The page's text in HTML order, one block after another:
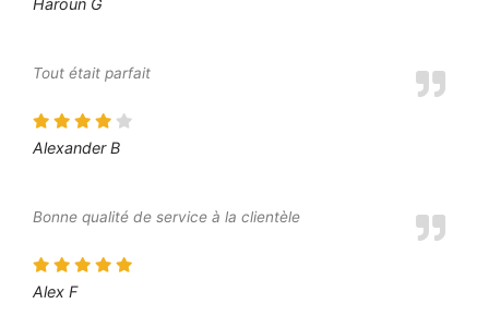
Tout était parfait
Alexander B
Bonne qualité de service à la clientèle
Alex F